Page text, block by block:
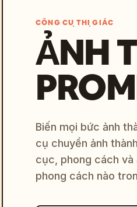
CÔNG CỤ THỊ GIÁC
ẢNH
Biến mọi bức ảnh
cụ chuyển ảnh
cục, phong cách và
phong cách nào